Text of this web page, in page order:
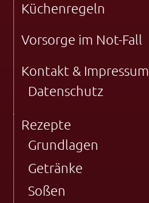
Küchenregeln
Vorsorge im Not-Fall
Kontakt & Impressum
Datenschutz
Rezepte
Grundlagen
Getränke
Soßen